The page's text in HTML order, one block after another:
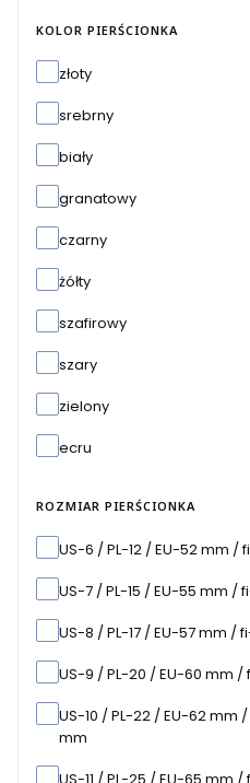
KOLOR PIERŚCIONKA
Kolor pierścionka
złoty
srebrny
biały
granatowy
czarny
żółty
szafirowy
szary
zielony
ecru
ROZMIAR PIERŚCIONKA
Rozmiar pierścionka
US-6 / PL-12 / EU-52 mm /
US-7 / PL-15 / EU-55 mm /
US-8 / PL-17 / EU-57 mm /
US-9 / PL-20 / EU-60 mm /
US-10 / PL-22 / EU-62 mm /
mm